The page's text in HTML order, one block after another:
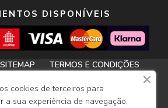
DISPONÍVEIS
SITEMAP
TERMOS E CONDIÇÕES
/ GUIA DE TAMANHOS
cookies de terceiros para
a sua experiência de navegação,